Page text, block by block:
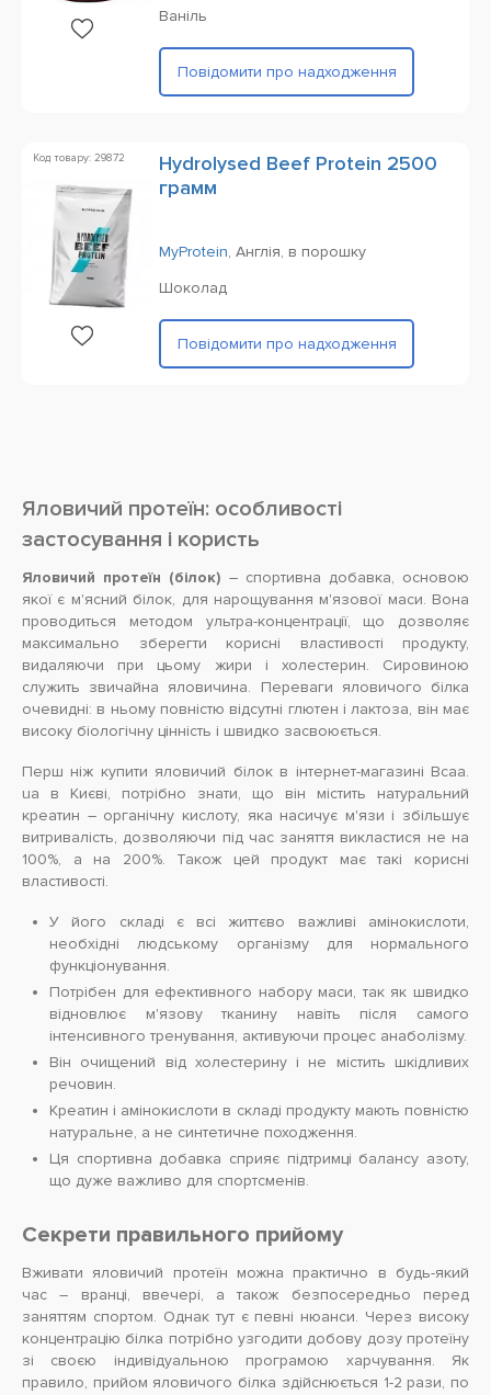
Ваніль
Повідомити про надходження
Код товару: 29872
Hydrolysed Beef Protein 2500
грамм
MyProtein, Англія, в порошку
Шоколад
Повідомити про надходження
Яловичий протеїн: особливості
застосування і користь
Яловичий протеїн (білок) – спортивна добавка, основою
якої є м'ясний білок, для нарощування м'язової маси. Вона
проводиться методом ультра-концентрації, що дозволяє
максимально зберегти корисні властивості продукту,
видаляючи при цьому жири і холестерин. Сировиною
служить звичайна яловичина. Переваги яловичого білка
очевидні: в ньому повністю відсутні глютен і лактоза, він має
високу біологічну цінність і швидко засвоюється.
Перш ніж купити яловичий білок в інтернет-магазині Bcaa.
ua в Києві, потрібно знати, що він містить натуральний
креатин – органічну кислоту, яка насичує м'язи і збільшує
витривалість, дозволяючи під час заняття викластися не на
100%, а на 200%. Також цей продукт має такі корисні
властивості.
У його складі є всі життєво важливі амінокислоти,
необхідні людському організму для нормального
функціонування.
Потрібен для ефективного набору маси, так як швидко
відновлює м'язову тканину навіть після самого
інтенсивного тренування, активуючи процес анаболізму.
Він очищений від холестерину і не містить шкідливих
речовин.
Креатин і амінокислоти в складі продукту мають повністю
натуральне, а не синтетичне походження.
Ця спортивна добавка сприяє підтримці балансу азоту,
що дуже важливо для спортсменів.
Секрети правильного прийому
Вживати яловичий протеїн можна практично в будь-який
час – вранці, ввечері, а також безпосередньо перед
заняттям спортом. Однак тут є певні нюанси. Через високу
концентрацію білка потрібно узгодити добову дозу протеїну
зі своєю індивідуальною програмою харчування. Як
правило, прийом яловичого білка здійснюється 1-2 рази, по